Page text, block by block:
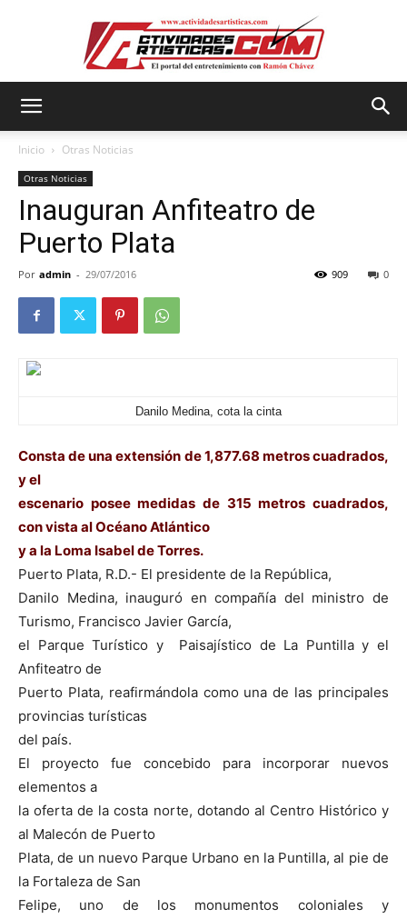
Inicio Otras Noticias
Otras Noticias
Inauguran Anfiteatro de
Puerto Plata
Por admin - 29/07/2016 0
909
Danilo Medina, cota la cinta
Consta de una extensión de 1,877.68 metros cuadrados,
y el
escenario posee medidas de 315 metros cuadrados,
con vista al Océano Atlántico
y a la Loma Isabel de Torres.
Puerto Plata, R.D.- El presidente de la República,
Danilo Medina, inauguró en compañía del ministro de
Turismo, Francisco Javier García,
el Parque Turístico y Paisajístico de La Puntilla y el
Anfiteatro de
Puerto Plata, reafirmándola como una de las principales
provincias turísticas
del país.
El proyecto fue concebido para incorporar nuevos
elementos a
la oferta de la costa norte, dotando al Centro Histórico y
al Malecón de Puerto
Plata, de un nuevo Parque Urbano en la Puntilla, al pie de
la Fortaleza de San
Felipe, uno de los monumentos coloniales y